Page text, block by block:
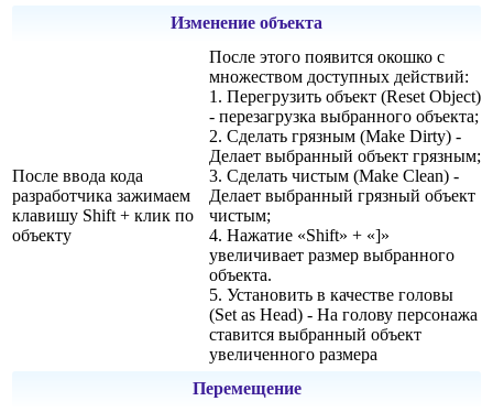
Изменение объекта
После ввода кода
разработчика зажимаем
клавишу Shift + клик по
объекту
После этого появится окошко с
множеством доступных действий:
1. Перегрузить объект (Reset Object)
- перезагрузка выбранного объекта;
2. Сделать грязным (Make Dirty) -
Делает выбранный объект грязным;
3. Сделать чистым (Make Clean) -
Делает выбранный грязный объект
чистым;
4. Нажатие «Shift» + «]»
увеличивает размер выбранного
объекта.
5. Установить в качестве головы
(Set as Head) - На голову персонажа
ставится выбранный объект
увеличенного размера
Перемещение